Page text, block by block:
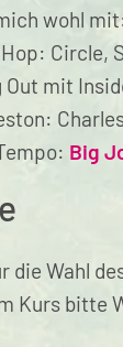
wohl
Circle,
Out mit
Big
die Wahl
Kurs bitte